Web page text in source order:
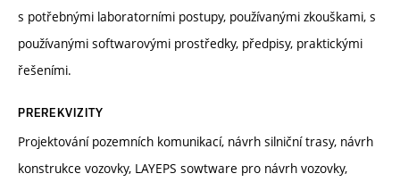
s potřebnými laboratorními postupy, používanými zkouškami, s
používanými softwarovými prostředky, předpisy, praktickými
řešeními.
PREREKVIZITY
Projektování pozemních komunikací, návrh silniční trasy, návrh
konstrukce vozovky, LAYEPS sowtware pro návrh vozovky,